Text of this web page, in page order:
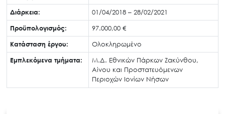
Διάρκεια:
01/04/2018 – 28/02/2021
Προϋπολογισμός:
97.000,00 €
Κατάσταση έργου:
Ολοκληρωμένο
Εμπλεκόμενα τμήματα:
Μ.Δ. Εθνικών Πάρκων Ζακύνθου,
Αίνου και Προστατευόμενων
Περιοχών Ιονίων Νήσων